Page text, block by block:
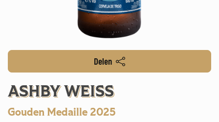
Delen
ASHBY WEISS
Gouden Medaille 2025